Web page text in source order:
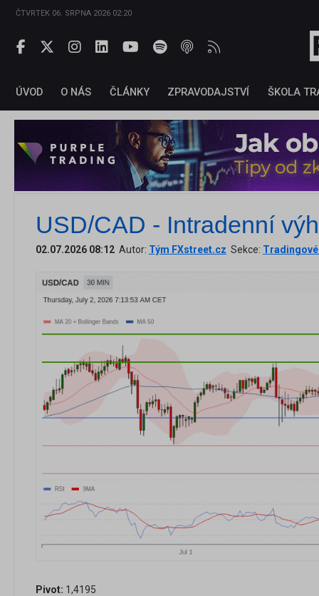
ČTVRTEK 06. SRPNA 2026 02:20
ÚVOD O NÁS ČLÁNKY ZPRAVODAJSTVÍ ŠKOLA
USD/CAD - Intradenní
02.07.2026 08:12 Autor: Tým FXstreet.cz Sekce: Tradingové
Pivot: 1,4195